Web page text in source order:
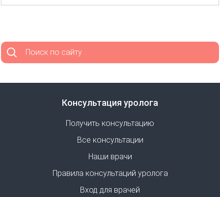
Поиск по сайту
Консультация уролога
Получить консультацию
Все консультации
Наши врачи
Правила консультаций уролога
Вход для врачей